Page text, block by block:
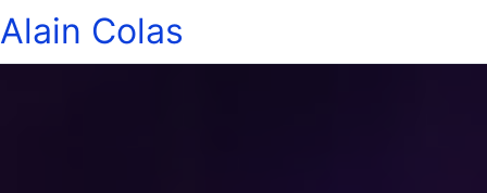
Alain Colas